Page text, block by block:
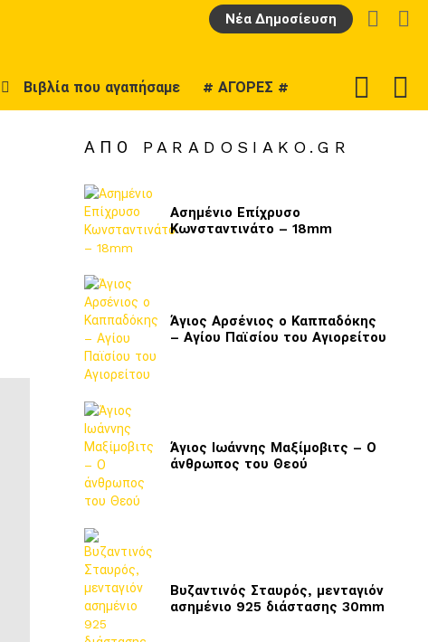
Νέα Δημοσίευση
LOGIN
Βιβλία που αγαπήσαμε # ΑΓΟΡΕΣ #
SKIN
ΑΠΌ PARADOSIAKO.GR
Ασημένιο Επίχρυσο
Κωνσταντινάτο – 18mm
Άγιος Αρσένιος ο Καππαδόκης
– Αγίου Παϊσίου του Αγιορείτου
Άγιος Ιωάννης Μαξίμοβιτς – Ο
άνθρωπος του Θεού
Βυζαντινός Σταυρός, μενταγιόν
ασημένιο 925 διάστασης 30mm